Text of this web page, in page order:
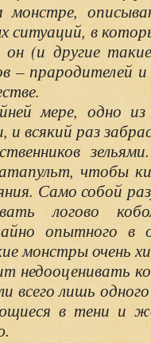
ситуаций, в
он (и другие
– прародителей
мере, одно
и всякий раз
чтобы
Само собой
логово
опытного в
монстры очень
недооценивать
всего лишь
в тени и